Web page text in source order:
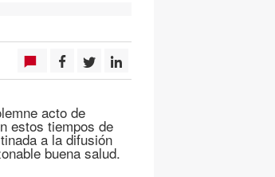
acto de
estos tiempos de
a la difusión
buena salud.